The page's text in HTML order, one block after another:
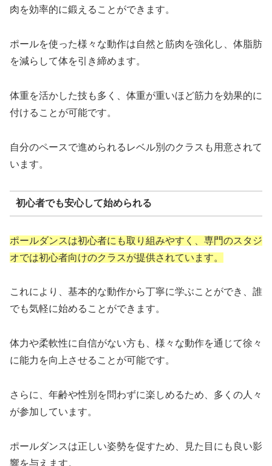
肉を効率的に鍛えることができます。
ポールを使った様々な動作は自然と筋肉を強化し、体脂肪
を減らして体を引き締めます。
体重を活かした技も多く、体重が重いほど筋力を効果的に
付けることが可能です。
自分のペースで進められるレベル別のクラスも用意されて
います。
初心者でも安心して始められる
ポールダンスは初心者にも取り組みやすく、専門のスタジ
オでは初心者向けのクラスが提供されています。
これにより、基本的な動作から丁寧に学ぶことができ、誰
でも気軽に始めることができます。
体力や柔軟性に自信がない方も、様々な動作を通じて徐々
に能力を向上させることが可能です。
さらに、年齢や性別を問わずに楽しめるため、多くの人々
が参加しています。
ポールダンスは正しい姿勢を促すため、見た目にも良い影
響を与えます。